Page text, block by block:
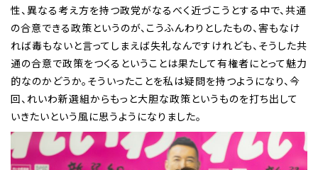
性、異なる考え方を持つ政党がなるべく近づこうとする中で、共通
の合意できる政策というのが、こうふんわりとしたもの、害もなけ
れば毒もないと言ってしまえば失礼なんですけれども、そうした共
通の合意で政策をつくるということは果たして有権者にとって魅力
的なのかどうか。そういったことを私は疑問を持つようになり、今
回、れいわ新選組からもっと大胆な政策というものを打ち出して
いきたいという風に思うようになりました。